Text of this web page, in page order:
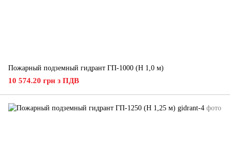
Пожарный подземный гидрант ГП-1000 (H 1,0 м)
10 574.20 грн з ПДВ